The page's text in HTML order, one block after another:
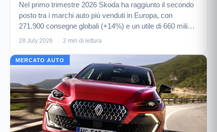
Nel primo trimestre 2026 Skoda ha raggiunto il secondo
posto tra i marchi auto più venduti in Europa, con
271.900 consegne globali (+14%) e un utile di 660 milioni
di euro. I modelli elettrici Elroq ed Enyaq guidano la
28 July 2026 · 2 min di lettura
MERCATO AUTO